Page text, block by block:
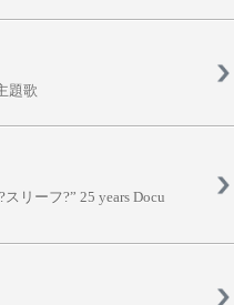
題歌
リーフ?” 25 years Docu